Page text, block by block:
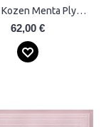
Hanami Kozen Menta Plytelės
62,00 €